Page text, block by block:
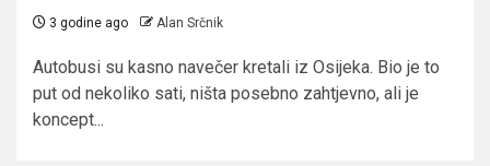
3 godine ago Alan Srčnik
Autobusi su kasno navečer kretali iz Osijeka. Bio je to
put od nekoliko sati, ništa posebno zahtjevno, ali je
koncept...